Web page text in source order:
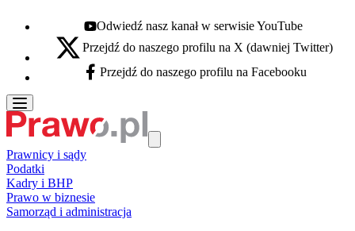
Youtube - otwiera się w nowej karcie
Odwiedź nasz kanał w serwisie YouTube
X - otwiera się w nowej karcie
Przejdź do naszego profilu na X (dawniej Twitter)
Facebook - otwiera się w nowej karcie
Przejdź do naszego profilu na Facebooku
Prawnicy i sądy
Podatki
Kadry i BHP
Prawo w biznesie
Samorząd i administracja